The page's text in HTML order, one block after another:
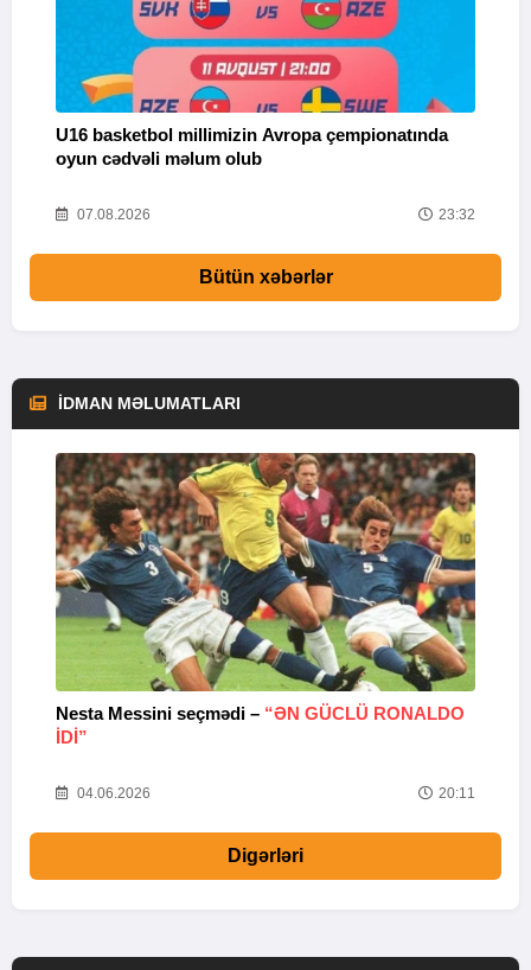
U16 basketbol millimizin Avropa çempionatında
oyun cədvəli məlum olub
07.08.2026 23:32
Bütün xəbərlər
İDMAN MƏLUMATLARI
Nesta Messini seçmədi – “ƏN GÜCLÜ RONALDO
IDI”
04.06.2026 20:11
Digərləri